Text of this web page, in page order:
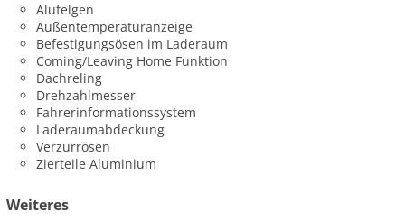
Alufelgen
Außentemperaturanzeige
Befestigungsösen im Laderaum
Coming/Leaving Home Funktion
Dachreling
Drehzahlmesser
Fahrerinformationssystem
Laderaumabdeckung
Verzurrösen
Zierteile Aluminium
Weiteres